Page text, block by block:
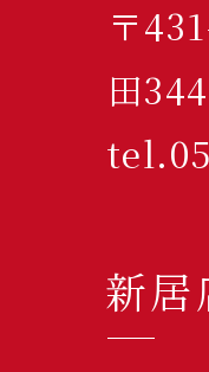
〒
田
新居